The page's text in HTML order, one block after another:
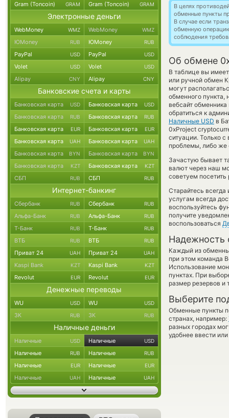
В целях
обменные пункты
В случае если
обменную
соблюдения
Об обмене
В таблице вы
или ручной обмен
могут
обменного пункта,
вебсайт
обратиться к
Наличные USD в
0xProject
ситуации. Только
проблемы, либо же
Зачастую бывает
валют через наш
советуем посетить
Старайтесь всегда
услугам всегда
воспользуйтесь
получите
воспользоваться
Надежность
Каждый из
при этом команда
Использование
пунктах. При
размер резервов и
Выберите
Обменные пункты
странах, например:
разных городах
удобнее ввести
Gram (Toncoin) GRAM Gram (Toncoin) GRAM
Электронные деньги
WebMoney WMZ WebMoney WMZ
ЮMoney RUB ЮMoney RUB
PayPal USD PayPal USD
Volet USD Volet USD
Alipay CNY Alipay CNY
Банковские счета и карты
Банковская карта USD Банковская карта USD
Банковская карта RUB Банковская карта RUB
Банковская карта EUR Банковская карта EUR
Банковская карта UAH Банковская карта UAH
Банковская карта BYN Банковская карта BYN
Банковская карта KZT Банковская карта KZT
СБП RUB СБП RUB
Интернет-банкинг
Сбербанк RUB Сбербанк RUB
Альфа-Банк RUB Альфа-Банк RUB
Т-Банк RUB Т-Банк RUB
ВТБ RUB ВТБ RUB
Приват 24 UAH Приват 24 UAH
Kaspi Bank KZT Kaspi Bank KZT
Revolut EUR Revolut EUR
Денежные переводы
WU USD WU USD
ЗК RUB ЗК RUB
Наличные деньги
Наличные USD Наличные USD
Наличные RUB Наличные RUB
Наличные EUR Наличные EUR
Наличные UAH Наличные UAH